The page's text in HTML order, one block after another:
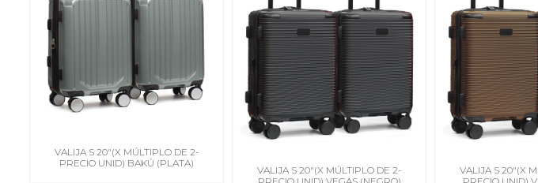
VALIJA S 20"(X MÚLTIPLO DE 2-
PRECIO UNID) BAKÚ (PLATA)
VALIJA S 20"(X MÚLTIPLO DE 2-
VALIJA S 20"(X